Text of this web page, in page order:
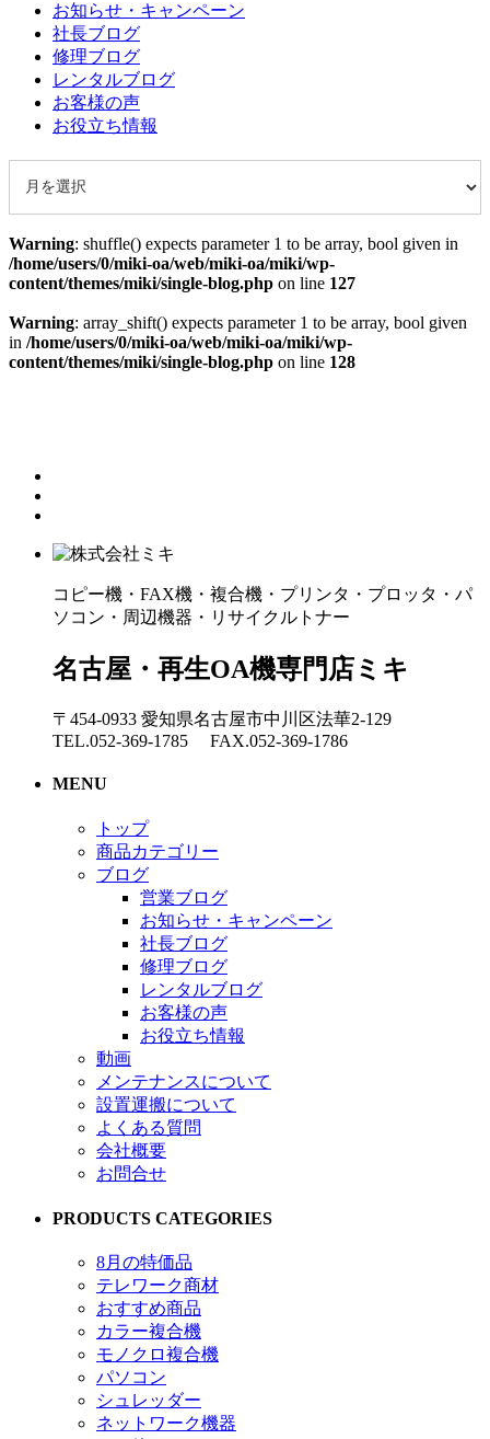
お知らせ・キャンペーン
社長ブログ
修理ブログ
レンタルブログ
お客様の声
お役立ち情報
Warning: shuffle() expects parameter 1 to be array, bool given in
/home/users/0/miki-oa/web/miki-oa/miki/wp-
content/themes/miki/single-blog.php on line 127
Warning: array_shift() expects parameter 1 to be array, bool given
in /home/users/0/miki-oa/web/miki-oa/miki/wp-
content/themes/miki/single-blog.php on line 128
コピー機・FAX機・複合機・プリンタ・プロッタ・パ
ソコン・周辺機器・リサイクルトナー
名古屋・再生OA機専門店ミキ
〒454-0933 愛知県名古屋市中川区法華2-129
TEL.052-369-1785 FAX.052-369-1786
MENU
トップ
商品カテゴリー
ブログ
営業ブログ
お知らせ・キャンペーン
社長ブログ
修理ブログ
レンタルブログ
お客様の声
お役立ち情報
動画
メンテナンスについて
設置運搬について
よくある質問
会社概要
お問合せ
PRODUCTS CATEGORIES
8月の特価品
テレワーク商材
おすすめ商品
カラー複合機
モノクロ複合機
パソコン
シュレッダー
ネットワーク機器